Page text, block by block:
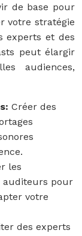
de base pour
votre stratégie
experts et des
peut élargir
audiences,
Créer des
les
auditeurs pour
votre
des experts